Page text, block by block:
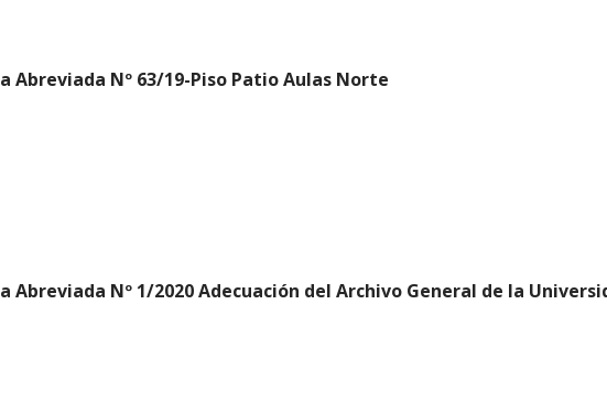
Nº 63/19-Piso Patio Aulas Norte
Nº 1/2020 Adecuación del Archivo General de la